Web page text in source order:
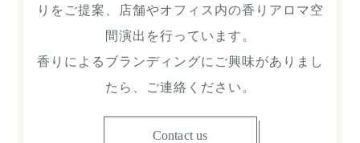
りをご提案、店舗やオフィス内の香りアロマ空
間演出を行っています。
香りによるブランディングにご興味がありまし
たら、ご連絡ください。
Contact us